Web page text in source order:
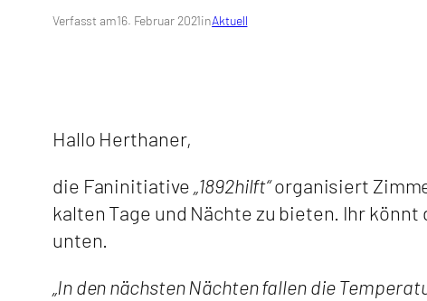
Verfasst am16. Februar 2021inAktuell
Hallo Herthaner,
die Faninitiative „1892hilft“organisiert
kalten Tage und Nächte zu bieten. Ihr
unten.
„In den nächsten Nächten fallen die